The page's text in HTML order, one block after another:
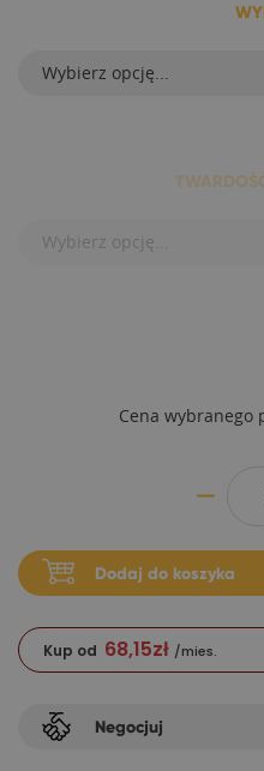
Wybierz opcję...
Wybierz opcję...
Cena wybranego
Dodaj do koszyka
Kup od 68,15zł /mies.
Negocjuj